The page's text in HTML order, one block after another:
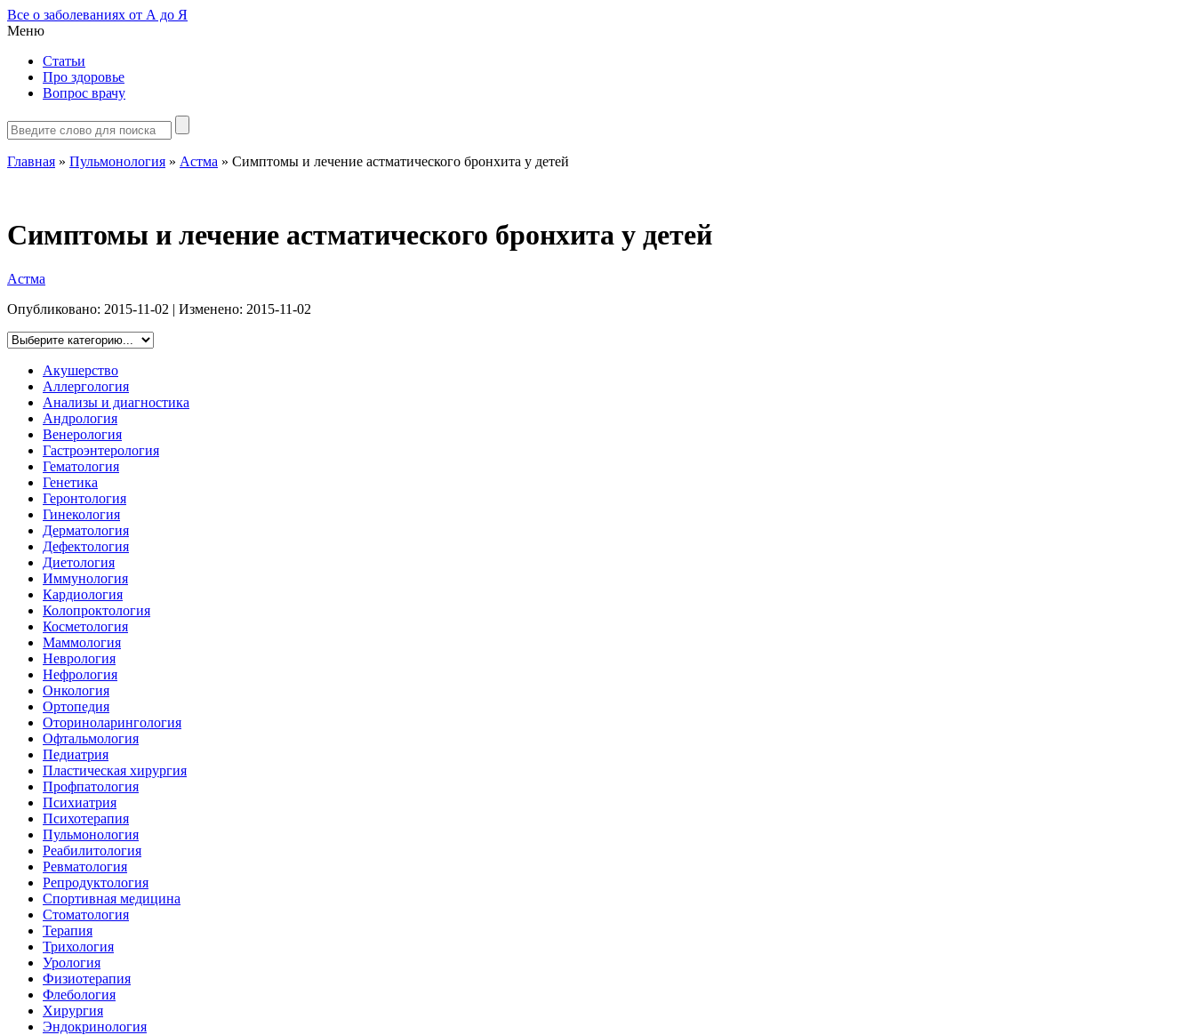
Все о заболеваниях от А до Я
Меню
Статьи
Про здоровье
Вопрос врачу
Главная » Пульмонология » Астма » Симптомы и лечение астматического бронхита у детей
Симптомы и лечение астматического бронхита у детей
Астма
Опубликовано: 2015-11-02 | Изменено: 2015-11-02
Акушерство
Аллергология
Анализы и диагностика
Андрология
Венерология
Гастроэнтерология
Гематология
Генетика
Геронтология
Гинекология
Дерматология
Дефектология
Диетология
Иммунология
Кардиология
Колопроктология
Косметология
Маммология
Неврология
Нефрология
Онкология
Ортопедия
Оториноларингология
Офтальмология
Педиатрия
Пластическая хирургия
Профпатология
Психиатрия
Психотерапия
Пульмонология
Реабилитология
Ревматология
Репродуктология
Спортивная медицина
Стоматология
Терапия
Трихология
Урология
Физиотерапия
Флебология
Хирургия
Эндокринология